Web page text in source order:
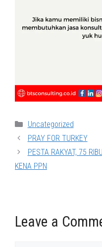
Categories
Uncategorized
PRAY FOR TURKEY
PESTA RAKYAT, 75
KENA PPN
Leave a